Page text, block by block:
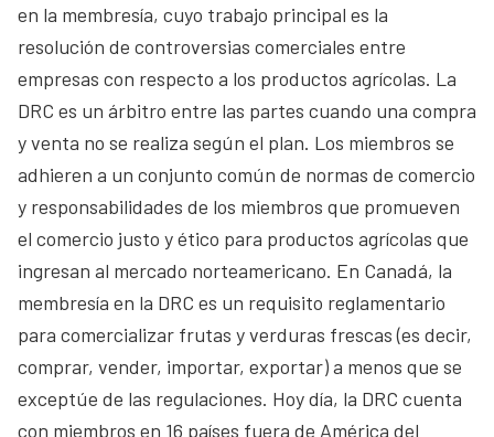
en la membresía, cuyo trabajo principal es la
resolución de controversias comerciales entre
empresas con respecto a los productos agrícolas. La
DRC es un árbitro entre las partes cuando una compra
y venta no se realiza según el plan. Los miembros se
adhieren a un conjunto común de normas de comercio
y responsabilidades de los miembros que promueven
el comercio justo y ético para productos agrícolas que
ingresan al mercado norteamericano. En Canadá, la
membresía en la DRC es un requisito reglamentario
para comercializar frutas y verduras frescas (es decir,
comprar, vender, importar, exportar) a menos que se
exceptúe de las regulaciones. Hoy día, la DRC cuenta
con miembros en 16 países fuera de América del